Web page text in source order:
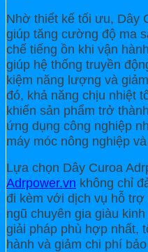
Nhờ thiết kế tối ưu, Dây
giúp tăng cường độ ma
chế tiếng ồn khi vận
giúp hệ thống truyền
kiệm năng lượng và
đó, khả năng chịu nhiệt
khiến sản phẩm trở
ứng dụng công nghiệp
máy móc nông nghiệp
Lựa chọn Dây Curoa
Adrpower.vn không chỉ
đi kèm với dịch vụ hỗ
ngũ chuyên gia giàu
giải pháp phù hợp nhất,
hành và giảm chi phí